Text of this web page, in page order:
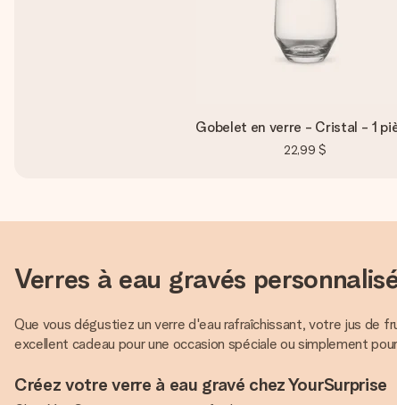
Gobelet en verre - Cristal - 1
22,99 $
Verres à eau gravés
Que vous dégustiez un verre d'eau rafraîchissant, votre jus de
excellent cadeau pour une occasion spéciale ou simplement
Créez votre verre à eau gravé chez YourSurprise